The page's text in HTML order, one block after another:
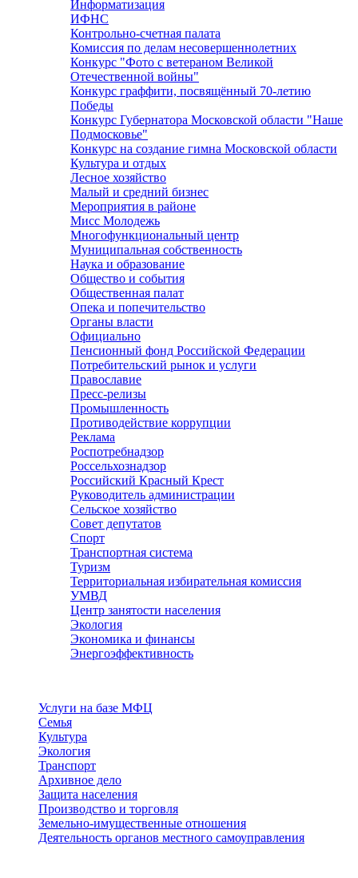
Информатизация
ИФНС
Контрольно-счетная палата
Комиссия по делам несовершеннолетних
Конкурс "Фото с ветераном Великой
Отечественной войны"
Конкурс граффити, посвящённый 70-летию
Победы
Конкурс Губернатора Московской области "Наше
Подмосковье"
Конкурс на создание гимна Московской области
Культура и отдых
Лесное хозяйство
Малый и средний бизнес
Мероприятия в районе
Мисс Молодежь
Многофункциональный центр
Муниципальная собственность
Наука и образование
Общество и события
Общественная палат
Опека и попечительство
Органы власти
Официально
Пенсионный фонд Российской Федерации
Потребительский рынок и услуги
Православие
Пресс-релизы
Промышленность
Противодействие коррупции
Реклама
Роспотребнадзор
Россельхознадзор
Российский Красный Крест
Руководитель администрации
Сельское хозяйство
Совет депутатов
Спорт
Транспортная система
Туризм
Территориальная избирательная комиссия
УМВД
Центр занятости населения
Экология
Экономика и финансы
Энергоэффективность
Услуги на базе МФЦ
Семья
Культура
Экология
Транспорт
Архивное дело
Защита населения
Производство и торговля
Земельно-имущественные отношения
Деятельность органов местного самоуправления